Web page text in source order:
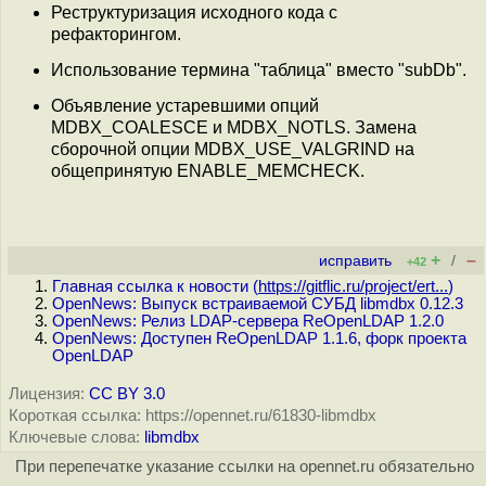
Реструктуризация исходного кода с
рефакторингом.
Использование термина "таблица" вместо "subDb".
Объявление устаревшими опций
MDBX_COALESCE и MDBX_NOTLS. Замена
сборочной опции MDBX_USE_VALGRIND на
общепринятую ENABLE_MEMCHECK.
исправить +42 + / –
Главная ссылка к новости (https://gitflic.ru/project/ert...)
OpenNews: Выпуск встраиваемой СУБД libmdbx 0.12.3
OpenNews: Релиз LDAP-сервера ReOpenLDAP 1.2.0
OpenNews: Доступен ReOpenLDAP 1.1.6, форк проекта
OpenLDAP
Лицензия: CC BY 3.0
Короткая ссылка: https://opennet.ru/61830-libmdbx
Ключевые слова: libmdbx
При перепечатке указание ссылки на opennet.ru обязательно